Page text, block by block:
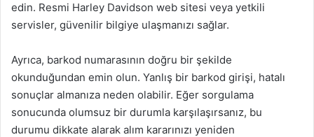
edin. Resmi Harley Davidson web sitesi veya yetkili
servisler, güvenilir bilgiye ulaşmanızı sağlar.
Ayrıca, barkod numarasının doğru bir şekilde
okunduğundan emin olun. Yanlış bir barkod girişi, hatalı
sonuçlar almanıza neden olabilir. Eğer sorgulama
sonucunda olumsuz bir durumla karşılaşırsanız, bu
durumu dikkate alarak alım kararınızı yeniden